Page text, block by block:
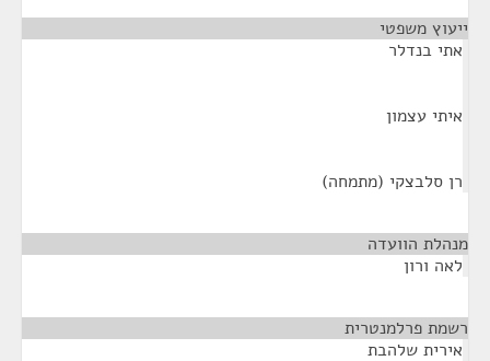
ייעוץ משפטי
אתי בנדלר
איתי עצמון
רן סלבצקי (מתמחה)
מנהלת הוועדה
לאה ורון
רשמת פרלמנטרית
אירית שלהבת